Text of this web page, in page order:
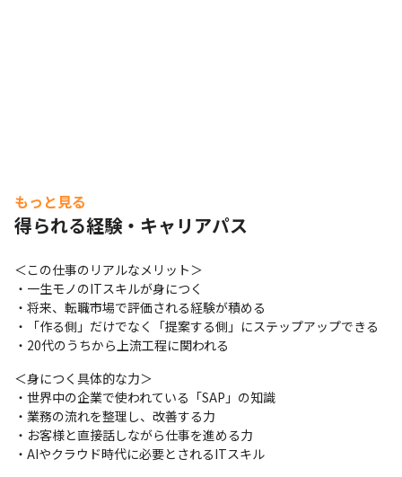
もっと見る
得られる経験・キャリアパス
＜この仕事のリアルなメリット＞
・一生モノのITスキルが身につく
・将来、転職市場で評価される経験が積める
・「作る側」だけでなく「提案する側」にステップアップできる
・20代のうちから上流工程に関われる
＜身につく具体的な力＞
・世界中の企業で使われている「SAP」の知識
・業務の流れを整理し、改善する力
・お客様と直接話しながら仕事を進める力
・AIやクラウド時代に必要とされるITスキル